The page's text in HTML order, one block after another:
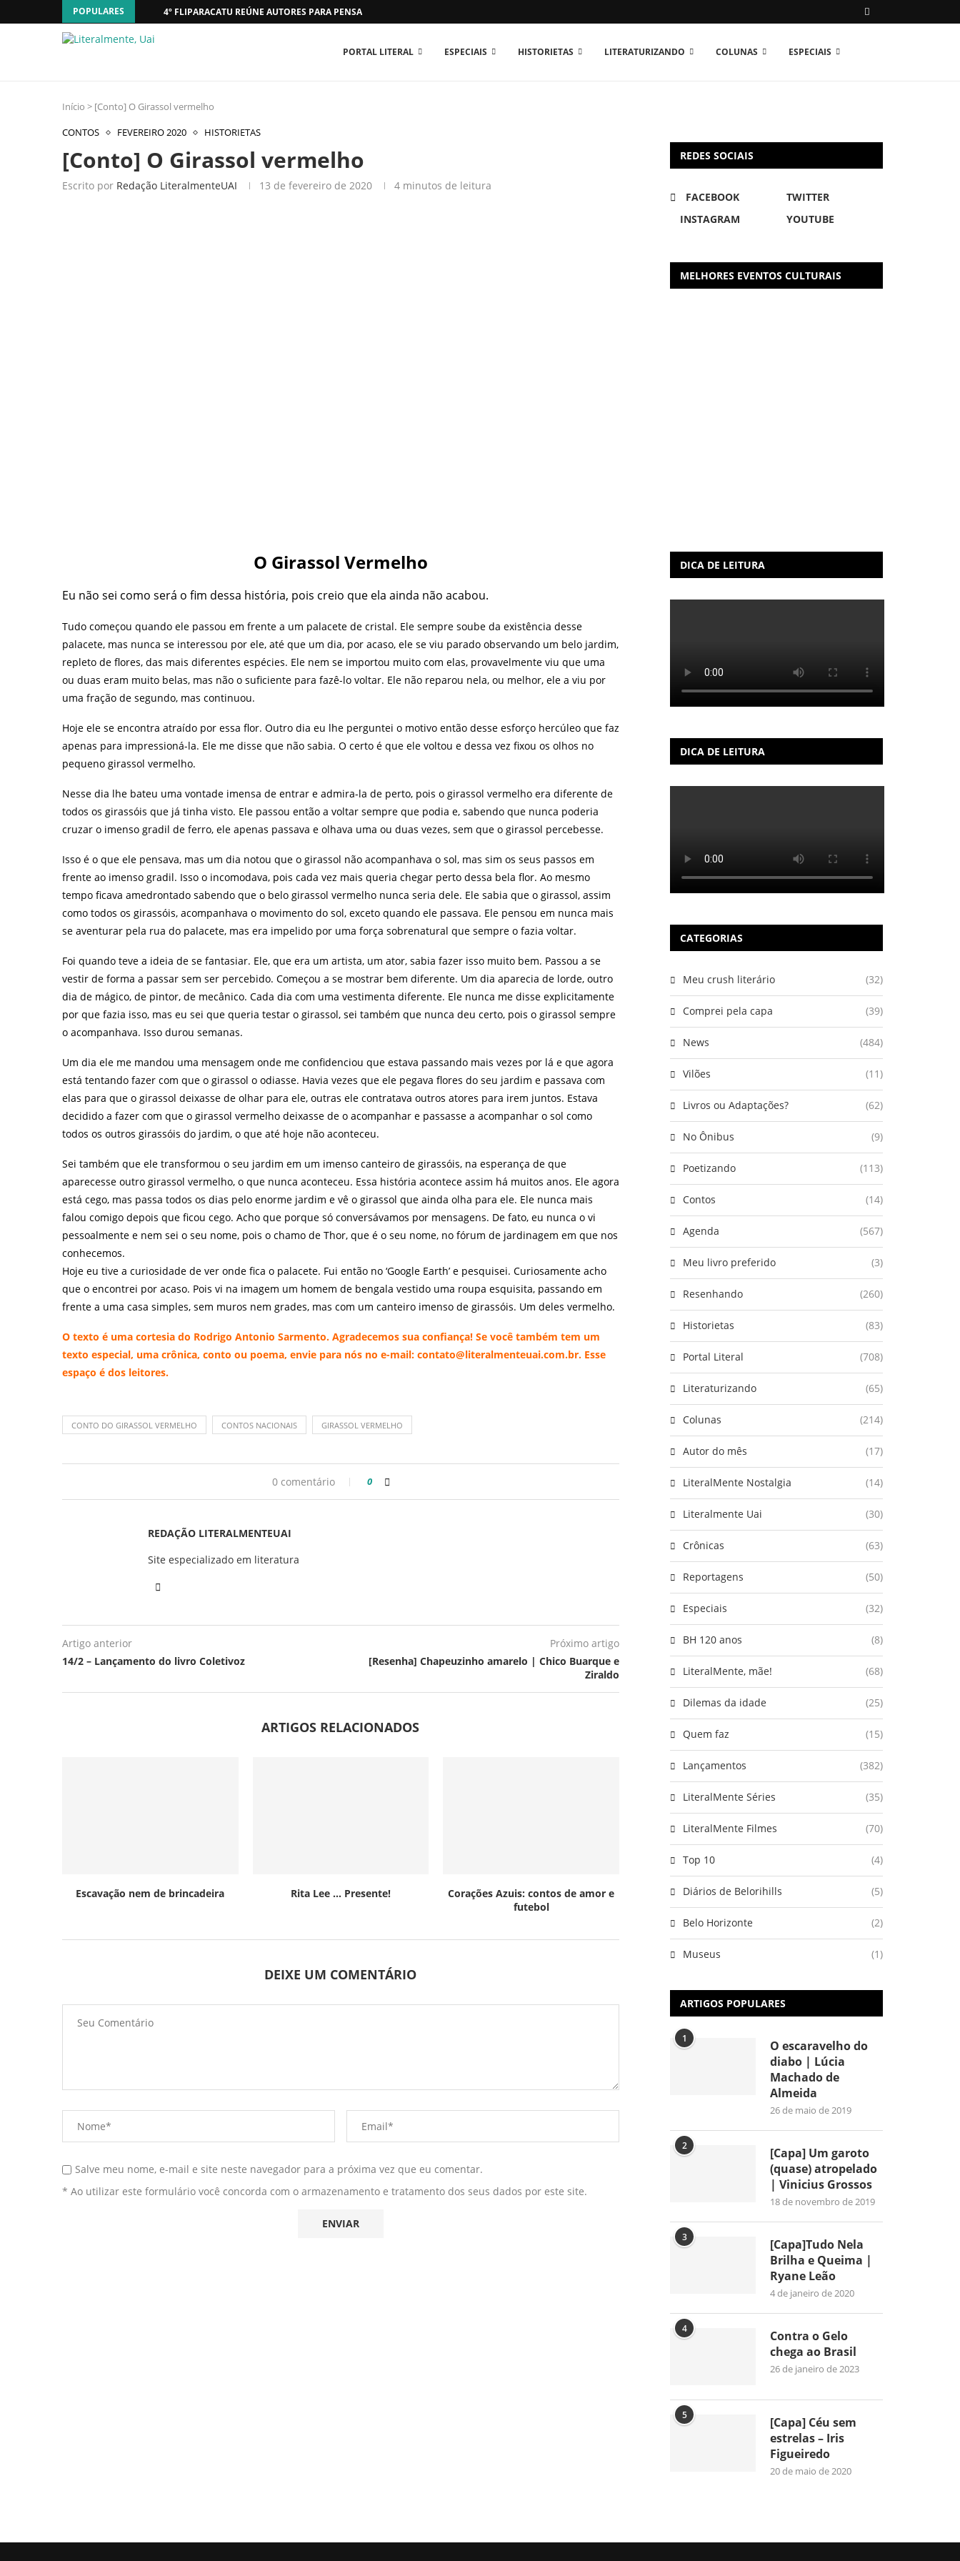
POPULARES 4º FLIPARACATU REÚNE AUTORES PARA PENSAR O MUNDO...
PORTAL LITERAL ESPECIAIS HISTORIETAS LITERATURIZANDO COLUNAS ESPECIAIS
Início > [Conto] O Girassol vermelho
CONTOS
FEVEREIRO 2020 HISTORIETAS
[Conto] O Girassol vermelho
Escrito por Redação LiteralmenteUAI 13 de fevereiro de 2020 4 minutos de leitura
O Girassol Vermelho
Eu não sei como será o fim dessa história, pois creio que ela ainda não acabou.
Tudo começou quando ele passou em frente a um palacete de cristal. Ele sempre soube da existência desse
palacete, mas nunca se interessou por ele, até que um dia, por acaso, ele se viu parado observando um belo jardim,
repleto de flores, das mais diferentes espécies. Ele nem se importou muito com elas, provavelmente viu que uma
ou duas eram muito belas, mas não o suficiente para fazê-lo voltar. Ele não reparou nela, ou melhor, ele a viu por
uma fração de segundo, mas continuou.
Hoje ele se encontra atraído por essa flor. Outro dia eu lhe perguntei o motivo então desse esforço hercúleo que faz
apenas para impressioná-la. Ele me disse que não sabia. O certo é que ele voltou e dessa vez fixou os olhos no
pequeno girassol vermelho.
Nesse dia lhe bateu uma vontade imensa de entrar e admira-la de perto, pois o girassol vermelho era diferente de
todos os girassóis que já tinha visto. Ele passou então a voltar sempre que podia e, sabendo que nunca poderia
cruzar o imenso gradil de ferro, ele apenas passava e olhava uma ou duas vezes, sem que o girassol percebesse.
Isso é o que ele pensava, mas um dia notou que o girassol não acompanhava o sol, mas sim os seus passos em
frente ao imenso gradil. Isso o incomodava, pois cada vez mais queria chegar perto dessa bela flor. Ao mesmo
tempo ficava amedrontado sabendo que o belo girassol vermelho nunca seria dele. Ele sabia que o girassol, assim
como todos os girassóis, acompanhava o movimento do sol, exceto quando ele passava. Ele pensou em nunca mais
se aventurar pela rua do palacete, mas era impelido por uma força sobrenatural que sempre o fazia voltar.
Foi quando teve a ideia de se fantasiar. Ele, que era um artista, um ator, sabia fazer isso muito bem. Passou a se
vestir de forma a passar sem ser percebido. Começou a se mostrar bem diferente. Um dia aparecia de lorde, outro
dia de mágico, de pintor, de mecânico. Cada dia com uma vestimenta diferente. Ele nunca me disse explicitamente
por que fazia isso, mas eu sei que queria testar o girassol, sei também que nunca deu certo, pois o girassol sempre
o acompanhava. Isso durou semanas.
Um dia ele me mandou uma mensagem onde me confidenciou que estava passando mais vezes por lá e que agora
está tentando fazer com que o girassol o odiasse. Havia vezes que ele pegava flores do seu jardim e passava com
elas para que o girassol deixasse de olhar para ele, outras ele contratava outros atores para irem juntos. Estava
decidido a fazer com que o girassol vermelho deixasse de o acompanhar e passasse a acompanhar o sol como
todos os outros girassóis do jardim, o que até hoje não aconteceu.
Sei também que ele transformou o seu jardim em um imenso canteiro de girassóis, na esperança de que
aparecesse outro girassol vermelho, o que nunca aconteceu. Essa história acontece assim há muitos anos. Ele agora
está cego, mas passa todos os dias pelo enorme jardim e vê o girassol que ainda olha para ele. Ele nunca mais
falou comigo depois que ficou cego. Acho que porque só conversávamos por mensagens. De fato, eu nunca o vi
pessoalmente e nem sei o seu nome, pois o chamo de Thor, que é o seu nome, no fórum de jardinagem em que nos
conhecemos.
Hoje eu tive a curiosidade de ver onde fica o palacete. Fui então no ‘Google Earth’ e pesquisei. Curiosamente acho
que o encontrei por acaso. Pois vi na imagem um homem de bengala vestido uma roupa esquisita, passando em
frente a uma casa simples, sem muros nem grades, mas com um canteiro imenso de girassóis. Um deles vermelho.
O texto é uma cortesia do Rodrigo Antonio Sarmento. Agradecemos sua confiança! Se você também tem um
texto especial, uma crônica, conto ou poema, envie para nós no e-mail: contato@literalmenteuai.com.br. Esse
espaço é dos leitores.
CONTO DO GIRASSOL VERMELHO CONTOS NACIONAIS GIRASSOL VERMELHO
0 comentário 0
REDAÇÃO LITERALMENTEUAI
Site especializado em literatura
Artigo anterior
14/2 – Lançamento do livro Coletivoz
Próximo artigo
[Resenha] Chapeuzinho amarelo | Chico Buarque e
Ziraldo
ARTIGOS RELACIONADOS
Escavação nem de brincadeira Rita Lee … Presente!
Corações Azuis: contos de amor e
futebol
DEIXE UM COMENTÁRIO
Salve meu nome, e-mail e site neste navegador para a próxima vez que eu comentar.
* Ao utilizar este formulário você concorda com o armazenamento e tratamento dos seus dados por este site.
REDES SOCIAIS
FACEBOOK
TWITTER
INSTAGRAM
YOUTUBE
MELHORES EVENTOS CULTURAIS
DICA DE LEITURA
DICA DE LEITURA
CATEGORIAS
Meu crush literário (32)
Comprei pela capa (39)
News (484)
Vilões (11)
Livros ou Adaptações? (62)
No Ônibus (9)
Poetizando (113)
Contos (14)
Agenda (567)
Meu livro preferido (3)
Resenhando (260)
Historietas (83)
Portal Literal (708)
Literaturizando (65)
Colunas (214)
Autor do mês (17)
LiteralMente Nostalgia (14)
Literalmente Uai (30)
Crônicas (63)
Reportagens (50)
Especiais (32)
BH 120 anos (8)
LiteralMente, mãe! (68)
Dilemas da idade (25)
Quem faz (15)
Lançamentos (382)
LiteralMente Séries (35)
LiteralMente Filmes (70)
Top 10 (4)
Diários de Belorihills (5)
Belo Horizonte (2)
Museus (1)
ARTIGOS POPULARES
1
O escaravelho do
diabo | Lúcia
Machado de
Almeida
26 de maio de 2019
2
[Capa] Um garoto
(quase) atropelado
| Vinicius Grossos
18 de novembro de 2019
3
[Capa]Tudo Nela
Brilha e Queima |
Ryane Leão
4 de janeiro de 2020
4
Contra o Gelo
chega ao Brasil
26 de janeiro de 2023
5
[Capa] Céu sem
estrelas – Iris
Figueiredo
20 de maio de 2020